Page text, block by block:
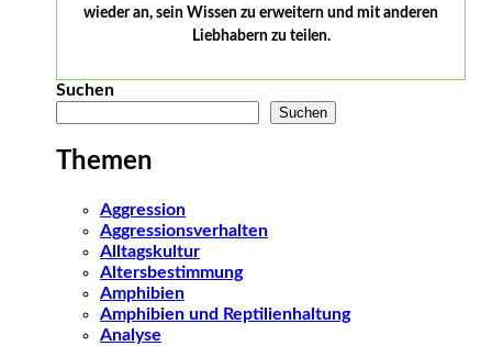
wieder an, sein Wissen zu erweitern und mit anderen
Liebhabern zu teilen.
Suchen
Suchen
Themen
Aggression
Aggressionsverhalten
Alltagskultur
Altersbestimmung
Amphibien
Amphibien und Reptilienhaltung
Analyse